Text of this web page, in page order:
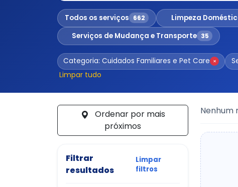
Todos os serviços 662 Limpeza
Serviços de Mudança e Transporte 35
Categoria: Cuidados Familiares e Pet Care ×
Limpar tudo
próximos
Filtrar
resultados
Limpar
filtros
Nenhum